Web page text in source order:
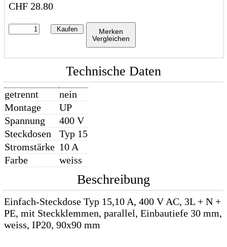
CHF 28.80
Kaufen
Merken
Vergleichen
Technische Daten
getrennt
nein
Montage
UP
Spannung
400 V
Steckdosen
Typ 15
Stromstärke 10 A
Farbe
weiss
Beschreibung
Einfach-Steckdose Typ 15,10 A, 400 V AC, 3L + N +
PE, mit Steckklemmen, parallel, Einbautiefe 30 mm,
weiss, IP20, 90x90 mm